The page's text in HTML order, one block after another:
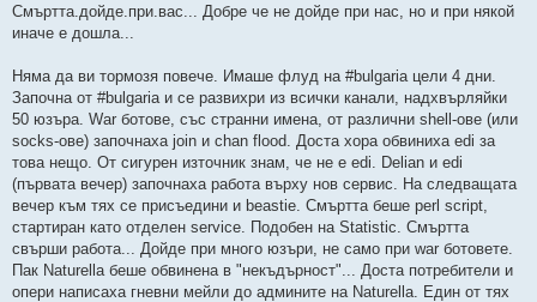
о
ч
е
о
м
е
н
е
Смъртта.дойде.при.вас... Добре че не дойде при нас, но и при някой
иначе е дошла...
Няма да ви тормозя повече. Имаше флуд на #bulgaria цели 4 дни.
Започна от #bulgaria и се развихри из всички канали, надхвърляйки
50 юзъра. War ботове, със странни имена, от различни shell-ове (или
socks-ове) започнаха join и chan flood. Доста хора обвиниха edi за
това нещо. От сигурен източник знам, че не е edi. Delian и edi
(първата вечер) започнаха работа върху нов сервис. На следващата
вечер към тях се присъедини и beastie. Смъртта беше perl script,
стартиран като отделен service. Подобен на Statistic. Смъртта
свърши работа... Дойде при много юзъри, не само при war ботовете.
Пак Naturella беше обвинена в "некъдърност"... Доста потребители и
опери написаха гневни мейли до админите на Naturella. Един от тях